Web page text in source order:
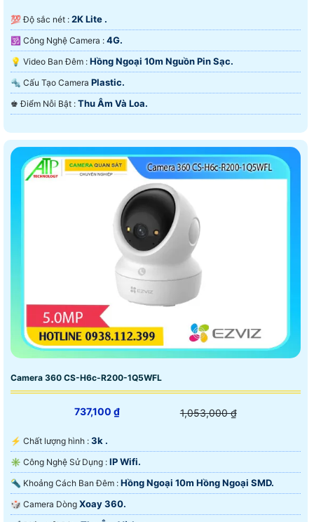
💯 Độ sắc nét : 2K Lite .
🕉️ Công Nghệ Camera : 4G.
💡 Video Ban Đêm : Hồng Ngoại 10m Nguồn Pin Sạc.
🔩 Cấu Tạo Camera Plastic.
️♚ Điểm Nỗi Bật : Thu Âm Và Loa.
Camera 360 CS-H6c-R200-1Q5WFL
737,100 ₫ 1,053,000 ₫
️⚡ Chất lượng hình : 3k .
✳️ Công Nghệ Sử Dụng : IP Wifi.
🔦 Khoảng Cách Ban Đêm : Hồng Ngoại 10m Hồng Ngoại SMD.
🎲 Camera Dòng Xoay 360.